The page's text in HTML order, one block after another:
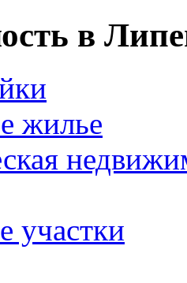
в
жилье
участки